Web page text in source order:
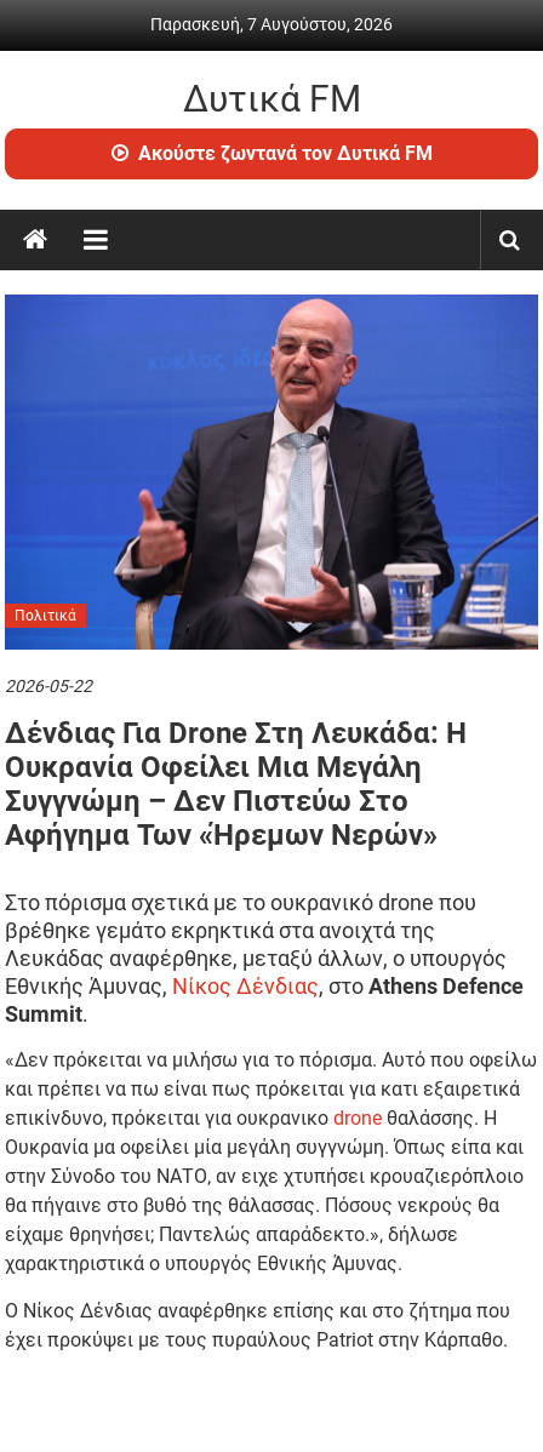
Παρασκευή, 7 Αυγούστου, 2026
Δυτικά FM
Ραδιόφωνο
•
ενημέρωση
Ακούστε ζωντανά τον Δυτικά FM
Πολιτικά
2026-05-22
Δένδιας Για Drone Στη Λευκάδα: Η
Ουκρανία Οφείλει Μια Μεγάλη
Συγγνώμη – Δεν Πιστεύω Στο
Αφήγημα Των «ήρεμων Νερών»
Στο πόρισμα σχετικά με το ουκρανικό drone που
βρέθηκε γεμάτο εκρηκτικά στα ανοιχτά της
Λευκάδας αναφέρθηκε, μεταξύ άλλων, ο υπουργός
Εθνικής Άμυνας, Νίκος Δένδιας, στοAthens Defence
Summit.
«Δεν πρόκειται να μιλήσω για το πόρισμα. Αυτό που οφείλω
και πρέπει να πω είναι πως πρόκειται για κατι εξαιρετικά
επικίνδυνο, πρόκειται για ουκρανικοdrone θαλάσσης. Η
Ουκρανία μα οφείλει μία μεγάλη συγγνώμη. Όπως είπα και
στην Σύνοδο του ΝΑΤΟ, αν ειχε χτυπήσει κρουαζιερόπλοιο
θα πήγαινε στο βυθό της θάλασσας. Πόσους νεκρούς θα
είχαμε θρηνήσει; Παντελώς απαράδεκτο.», δήλωσε
χαρακτηριστικά ο υπουργός Εθνικής Άμυνας.
Ο Νίκος Δένδιας αναφέρθηκε επίσης και στο ζήτημα που
έχει προκύψει με τους πυραύλους Patriot στην Κάρπαθο.